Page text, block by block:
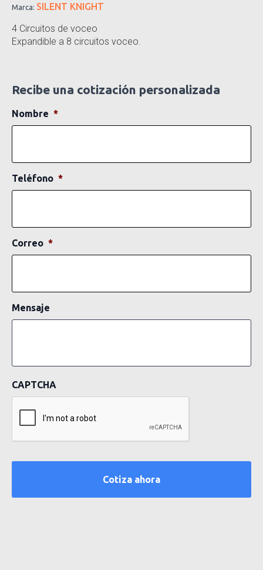
Marca: SILENT KNIGHT
4 Circuitos de voceo
Expandible a 8 circuitos voceo.
Recibe una cotización personalizada
Nombre *
Teléfono *
Correo *
Mensaje
CAPTCHA